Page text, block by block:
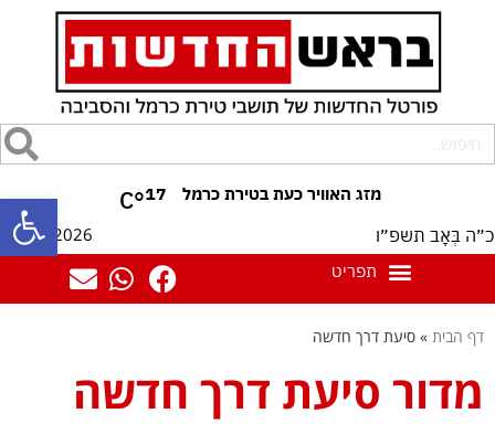
פתח 17
°C
כ״ה בְּאָב תשפ״ו 08/08/2026
דף הבית » סיעת דרך חדשה
מדור סיעת דרך חדשה